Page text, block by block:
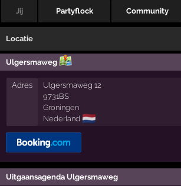
Jij Partyflock Community
Locatie
Ulgersmaweg
Adres
Ulgersmaweg 12
9731BS
Groningen
Nederland 🇳🇱
Uitgaansagenda Ulgersmaweg